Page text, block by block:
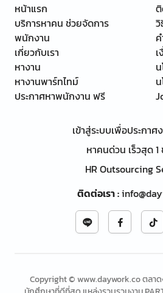
หน้าแรก
บริการหาคน ช่วยจัดการ
พนักงาน
เกี่ยวกับเรา
หางาน
หางานพาร์ทไทม์
ประกาศหาพนักงาน ฟรี
วิ
เข้าสู่ระบบเพื่อประกาศ
หาคนด่วน เร็วสุด 1
HR Outsourcing
ติดต่อเรา:
Copyright © www.daywork.co ตลาด